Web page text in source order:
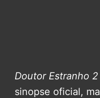
Doutor Estranho 2
sinopse oficial,